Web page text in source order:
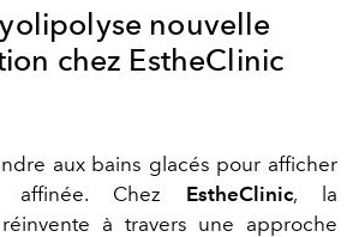
nouvelle
chez EstheClinic
aux bains glacés pour afficher
affinée. Chez EstheClinic, la
à travers une approche